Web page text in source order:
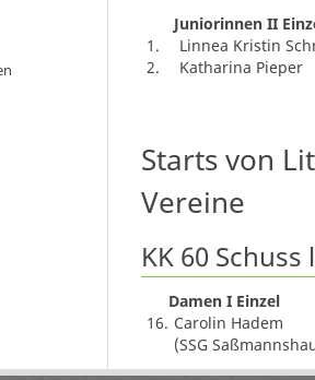
Juniorinnen II
1.
Linnea Kristin
2.
Katharina Pieper
Starts von
Vereine
KK 60
Damen I Einzel
16. Carolin Hadem
(SSG